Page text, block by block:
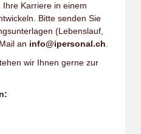
Karriere in einem
Bitte senden Sie
(Lebenslauf,
an info@ipersonal.ch
wir Ihnen gerne zur